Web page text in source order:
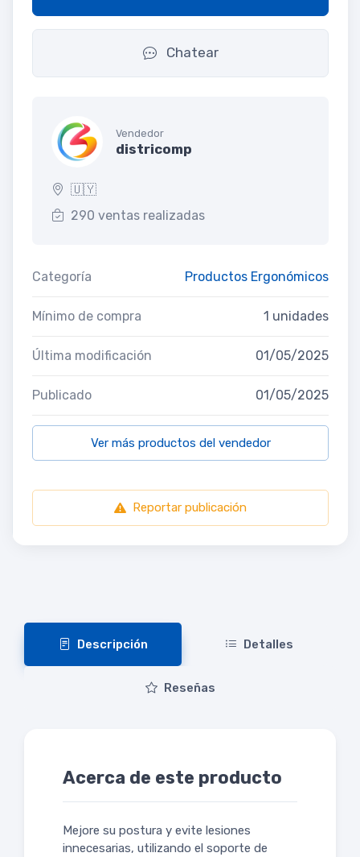
Chatear
Vendedor
districomp
🇺🇾
290 ventas realizadas
Categoría Productos Ergonómicos
Mínimo de compra 1 unidades
Última modificación 01/05/2025
Publicado 01/05/2025
Ver más productos del vendedor
Reportar publicación
Descripción Detalles
Reseñas
Acerca de este producto
Mejore su postura y evite lesiones
innecesarias, utilizando el soporte de